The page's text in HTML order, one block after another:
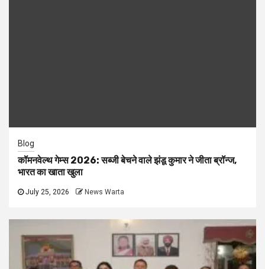
Blog
कॉमनवेल्थ गेम्स 2026: सब्जी बेचने वाले झंडू कुमार ने जीता ब्रॉन्ज,
भारत का खाता खुला
July 25, 2026 News Warta